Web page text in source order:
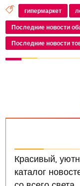
автомобилей.
активов
гипермаркет
Последние новости
Последние новости
Красивый,
каталог